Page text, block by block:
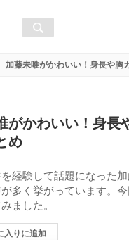
加藤未唯がかわいい！身長や胸
がかわいい！身長
め
経験して話題になった
が多く挙がっています。
ました。
入りに追加